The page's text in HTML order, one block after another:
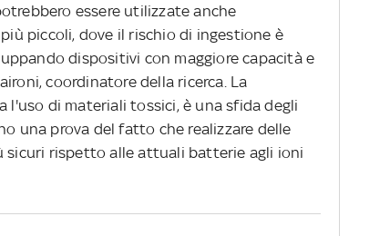
essere utilizzate anche
piccoli, dove il rischio di ingestione è
dispositivi con maggiore capacità e
coordinatore della ricerca. La
l'uso di materiali tossici, è una sfida degli
una prova del fatto che realizzare delle
rispetto alle attuali batterie agli ioni